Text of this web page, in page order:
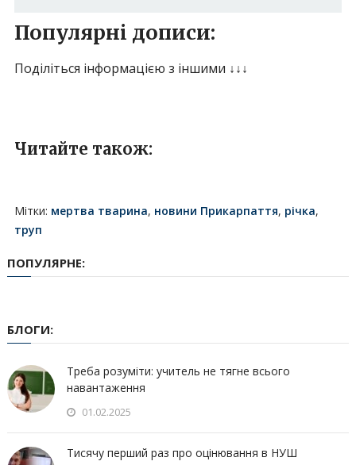
Популярні дописи:
Поділіться інформацією з іншими ↓↓↓
Читайте також:
Мітки: мертва тварина, новини Прикарпаття, річка,
труп
ПОПУЛЯРНЕ:
БЛОГИ:
Треба розуміти: учитель не тягне всього
навантаження
01.02.2025
Тисячу перший раз про оцінювання в НУШ